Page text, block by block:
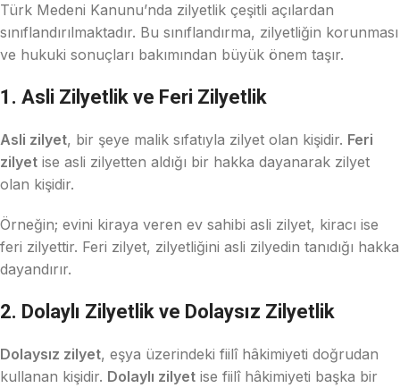
Türk Medeni Kanunu’nda zilyetlik çeşitli açılardan
sınıflandırılmaktadır. Bu sınıflandırma, zilyetliğin korunması
ve hukuki sonuçları bakımından büyük önem taşır.
1. Asli Zilyetlik ve Feri Zilyetlik
Asli zilyet, bir şeye malik sıfatıyla zilyet olan kişidir. Feri
zilyet ise asli zilyetten aldığı bir hakka dayanarak zilyet
olan kişidir.
Örneğin; evini kiraya veren ev sahibi asli zilyet, kiracı ise
feri zilyettir. Feri zilyet, zilyetliğini asli zilyedin tanıdığı hakka
dayandırır.
2. Dolaylı Zilyetlik ve Dolaysız Zilyetlik
Dolaysız zilyet, eşya üzerindeki fiilî hâkimiyeti doğrudan
kullanan kişidir. Dolaylı zilyet ise fiilî hâkimiyeti başka bir